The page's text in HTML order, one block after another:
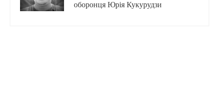
оборонця Юрія Кукурудзи